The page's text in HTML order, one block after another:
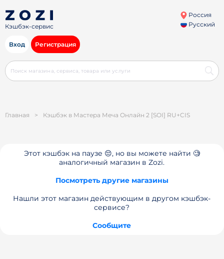
Кэшбэк-сервис
Россия
Русский
Вход Регистрация
Главная > Кэшбэк в Мастера Меча Онлайн 2 [SOI] RU+CIS
Этот кэшбэк на паузе 😔, но вы можете найти 🧐
аналогичный магазин в Zozi.
Посмотреть другие магазины
Нашли этот магазин действующим в другом кэшбэк-
сервисе?
Сообщите